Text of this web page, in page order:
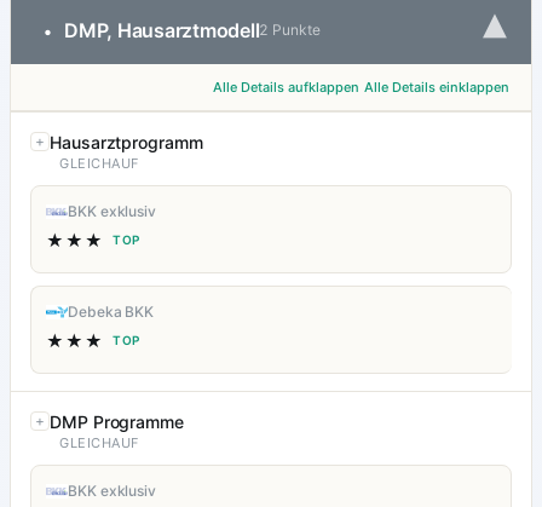
• DMP, Hausarztmodell2 Punkte ▾
Alle Details aufklappen Alle Details einklappen
Hausarztprogramm
GLEICHAUF
BKK exklusiv
★★★ TOP
Debeka BKK
★★★ TOP
DMP Programme
GLEICHAUF
BKK exklusiv